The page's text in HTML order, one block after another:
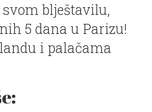
blještavilu,
5 dana u Parizu!
i palačama